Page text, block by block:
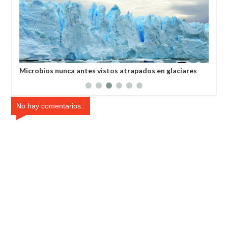
Microbios nunca antes vistos atrapados en glaciares
No hay comentarios.: